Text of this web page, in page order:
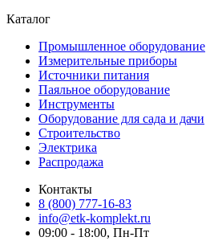
Каталог
Промышленное оборудование
Измерительные приборы
Источники питания
Паяльное оборудование
Инструменты
Оборудование для сада и дачи
Строительство
Электрика
Распродажа
Контакты
8 (800) 777-16-83
info@etk-komplekt.ru
09:00 - 18:00, Пн-Пт